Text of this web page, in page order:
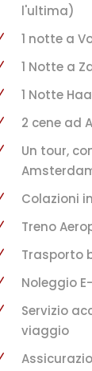
l'ultima)
1 notte a
1 Notte a
1 Notte
2 cene ad
Un tour,
Colazioni
Treno
Trasporto
Noleggio
Servizio
viaggio